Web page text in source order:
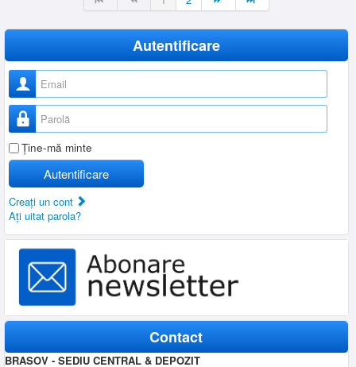
Autentificare
Nume utilizator
Parolă
Ţine-mă minte
Autentificare
Creaţi un cont
Aţi uitat parola?
Contact
BRASOV - SEDIU CENTRAL & DEPOZIT